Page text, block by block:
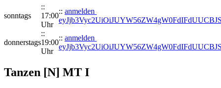
sonntags
::
17:00
Uhr
:: anmelden
donnerstags
::
19:00
Uhr
:: anmelden
Tanzen [N] MT I